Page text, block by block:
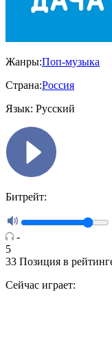
Жанры:Поп-музыка
Страна:Россия
Язык: Русский
Битрейт:
-
5
33 Позиция в
Сейчас играет: